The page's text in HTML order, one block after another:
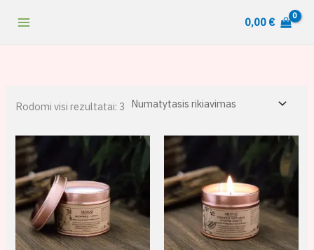
0,00 €
Rodomi visi rezultatai: 3
range:
9,00 €
18,00 €
range:
9,00 €
through
18,00 €